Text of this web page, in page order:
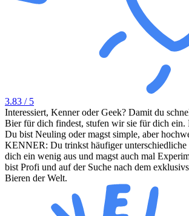
3.83 / 5
Interessiert, Kenner oder Geek? Damit du
Bier für dich findest, stufen wir sie für dich
Du bist Neuling oder magst simple, aber
KENNER: Du trinkst häufiger unterschiedliche
dich ein wenig aus und magst auch mal
bist Profi und auf der Suche nach dem
Bieren der Welt.